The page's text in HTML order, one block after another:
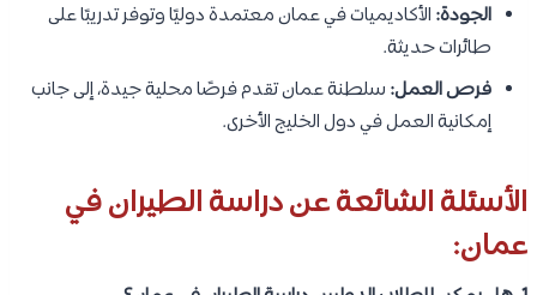
الجودة: الأكاديميات في عمان معتمدة دوليًا وتوفر تدريبًا على
طائرات حديثة.
فرص العمل: سلطنة عمان تقدم فرصًا محلية جيدة، إلى جانب
إمكانية العمل في دول الخليج الأخرى.
الأسئلة الشائعة عن دراسة الطيران في
عمان: